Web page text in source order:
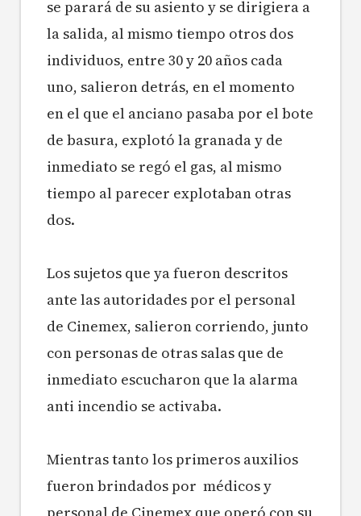
se parará de su asiento y se dirigiera a
la salida, al mismo tiempo otros dos
individuos, entre 30 y 20 años cada
uno, salieron detrás, en el momento
en el que el anciano pasaba por el bote
de basura, explotó la granada y de
inmediato se regó el gas, al mismo
tiempo al parecer explotaban otras
dos.
Los sujetos que ya fueron descritos
ante las autoridades por el personal
de Cinemex, salieron corriendo, junto
con personas de otras salas que de
inmediato escucharon que la alarma
anti incendio se activaba.
Mientras tanto los primeros auxilios
fueron brindados por médicos y